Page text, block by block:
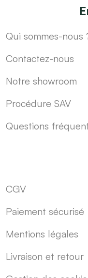
Qui sommes-nous
Contactez-nous
Notre showroom
Procédure SAV
Questions
CGV
Paiement sécurisé
Mentions légales
Livraison et retour